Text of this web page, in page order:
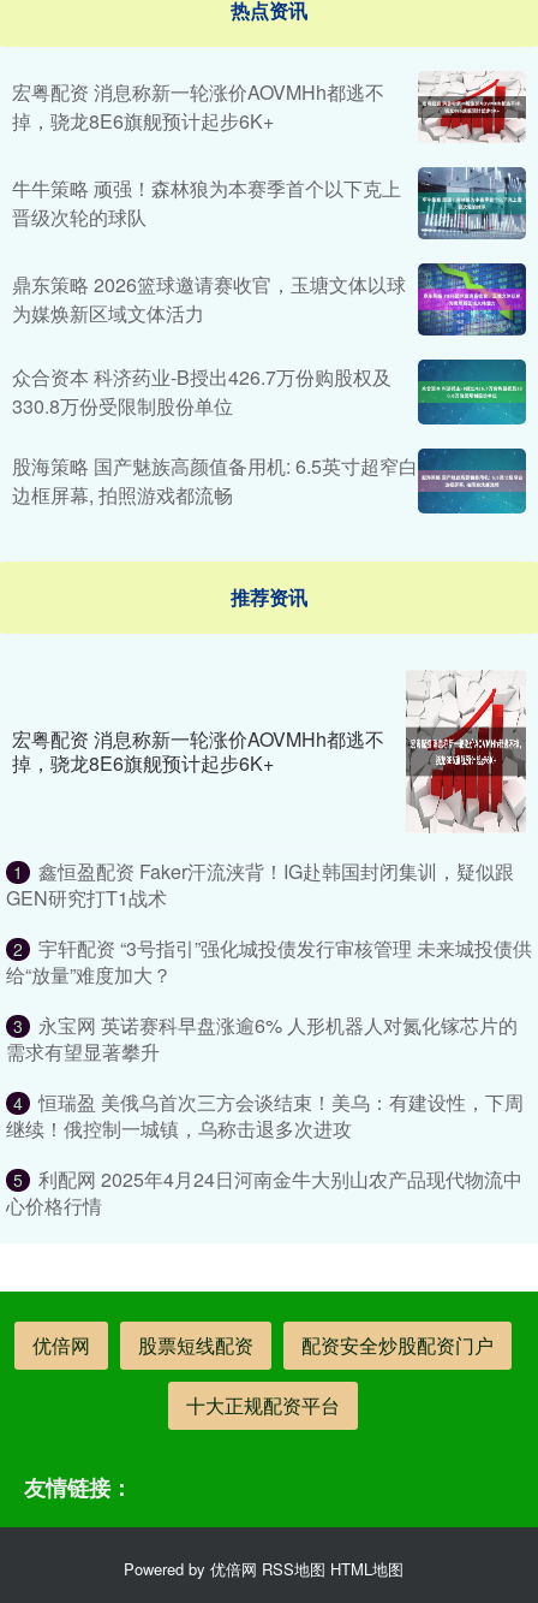
热点资讯
宏粤配资 消息称新一轮涨价AOVMHh都逃不
掉，骁龙8E6旗舰预计起步6K+
牛牛策略 顽强！森林狼为本赛季首个以下克上
晋级次轮的球队
鼎东策略 2026篮球邀请赛收官，玉塘文体以球
为媒焕新区域文体活力
众合资本 科济药业-B授出426.7万份购股权及
330.8万份受限制股份单位
股海策略 国产魅族高颜值备用机: 6.5英寸超窄白
边框屏幕, 拍照游戏都流畅
推荐资讯
宏粤配资 消息称新一轮涨价AOVMHh都逃不
掉，骁龙8E6旗舰预计起步6K+
1
鑫恒盈配资 Faker汗流浃背！IG赴韩国封闭集训，疑似跟
GEN研究打T1战术
2
宇轩配资 “3号指引”强化城投债发行审核管理 未来城投债供
给“放量”难度加大？
3
永宝网 英诺赛科早盘涨逾6% 人形机器人对氮化镓芯片的
需求有望显著攀升
4
恒瑞盈 美俄乌首次三方会谈结束！美乌：有建设性，下周
继续！俄控制一城镇，乌称击退多次进攻
5
利配网 2025年4月24日河南金牛大别山农产品现代物流中
心价格行情
优倍网 股票短线配资 配资安全炒股配资门户
十大正规配资平台
友情链接：
Powered by 优倍网 RSS地图 HTML地图